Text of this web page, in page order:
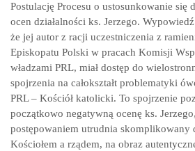
Postulację Procesu o ustosunkowanie się
ocen działalności ks. Jerzego.
że jej autor z racji uczestniczenia z
Episkopatu Polski w pracach Komisji
władzami PRL, miał dostęp do
spojrzenia na całokształt problematyki
PRL – Kościół katolicki. To spojrzenie
początkowo negatywną ocenę ks.
postępowaniem utrudnia skomplikowany
Kościołem a rządem, na obraz